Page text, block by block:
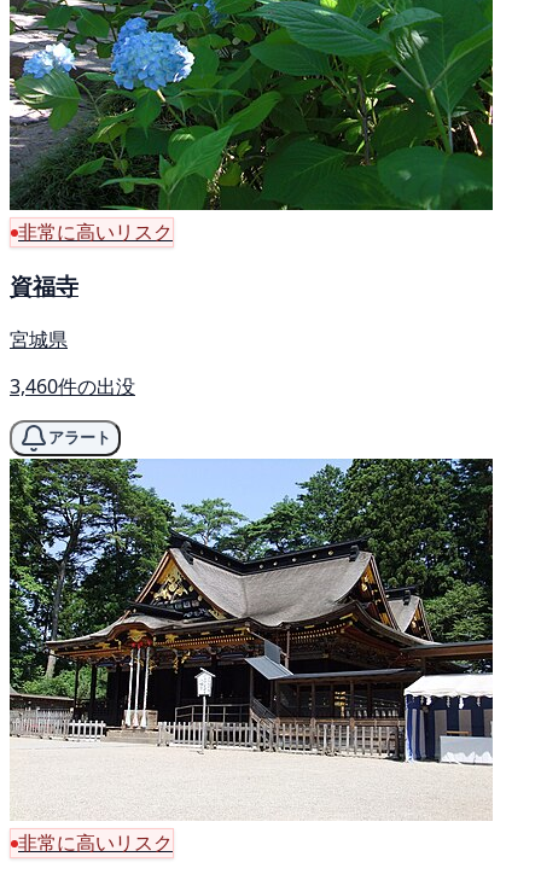
非常に高いリスク
資福寺
宮城県
3,460件の出没
アラート
非常に高いリスク